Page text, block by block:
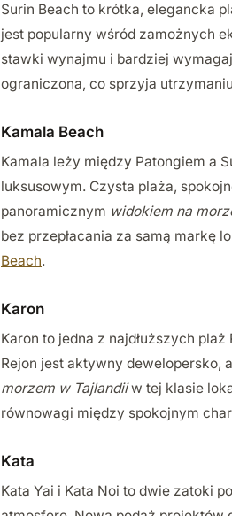
Surin Beach to krótka, elegancka
jest popularny wśród zamożnych
stawki wynajmu i bardziej
ograniczona, co sprzyja
Kamala Beach
Kamala leży między Patongiem a
luksusowym. Czysta plaża,
panoramicznym widokiem na
bez przepłacania za samą markę
Beach.
Karon
Karon to jedna z najdłuższych
Rejon jest aktywny dewelopersko,
morzem w Tajlandiiw tej klasie
równowagi między spokojnym
Kata
Kata Yai i Kata Noi to dwie zatoki